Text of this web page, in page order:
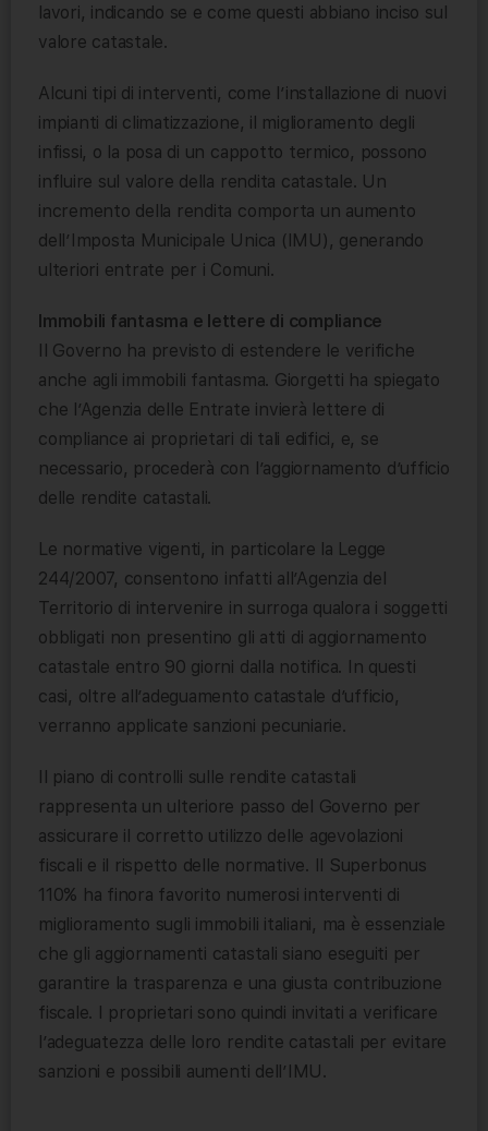
lavori, indicando se e come questi abbiano inciso sul
valore catastale.
Alcuni tipi di interventi, come l’installazione di nuovi
impianti di climatizzazione, il miglioramento degli
infissi, o la posa di un cappotto termico, possono
influire sul valore della rendita catastale. Un
incremento della rendita comporta un aumento
dell’Imposta Municipale Unica (IMU), generando
ulteriori entrate per i Comuni.
Immobili fantasma e lettere di compliance
Il Governo ha previsto di estendere le verifiche
anche agli immobili fantasma. Giorgetti ha spiegato
che l’Agenzia delle Entrate invierà lettere di
compliance ai proprietari di tali edifici, e, se
necessario, procederà con l’aggiornamento d’ufficio
delle rendite catastali.
Le normative vigenti, in particolare la Legge
244/2007, consentono infatti all’Agenzia del
Territorio di intervenire in surroga qualora i soggetti
obbligati non presentino gli atti di aggiornamento
catastale entro 90 giorni dalla notifica. In questi
casi, oltre all’adeguamento catastale d’ufficio,
verranno applicate sanzioni pecuniarie.
Il piano di controlli sulle rendite catastali
rappresenta un ulteriore passo del Governo per
assicurare il corretto utilizzo delle agevolazioni
fiscali e il rispetto delle normative. Il Superbonus
110% ha finora favorito numerosi interventi di
miglioramento sugli immobili italiani, ma è essenziale
che gli aggiornamenti catastali siano eseguiti per
garantire la trasparenza e una giusta contribuzione
fiscale. I proprietari sono quindi invitati a verificare
l’adeguatezza delle loro rendite catastali per evitare
sanzioni e possibili aumenti dell’IMU.